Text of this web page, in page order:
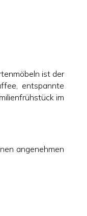
ist der
entspannte
im
angenehmen